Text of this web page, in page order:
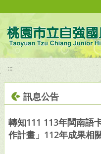
:::
訊息公告
轉知111 113年閩南語
作計畫」112年成果相